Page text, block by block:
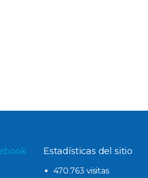
Estadísticas del sitio
470.763 visitas